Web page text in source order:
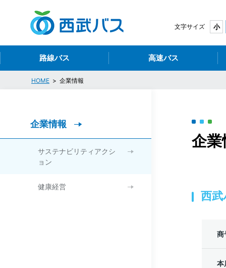
文字サイズ 小
路線バス 高速バス
HOME 企業情報
企業
西武
商
本
企業情報
サステナビリティアクシ
ョン
健康経営